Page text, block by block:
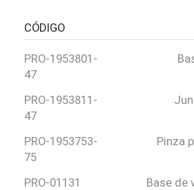
CÓDIGO
PRO-1953801-
47
PRO-1953811-
47
PRO-1953753-
75
Pinza
PRO-01131
Base de